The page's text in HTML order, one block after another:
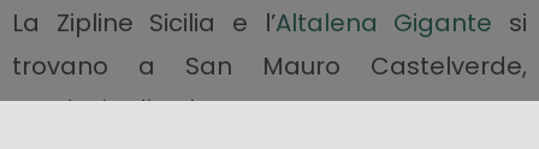
La Zipline Sicilia e l’Altalena Gigante si
trovano a San Mauro Castelverde,
provincia diPalermo.